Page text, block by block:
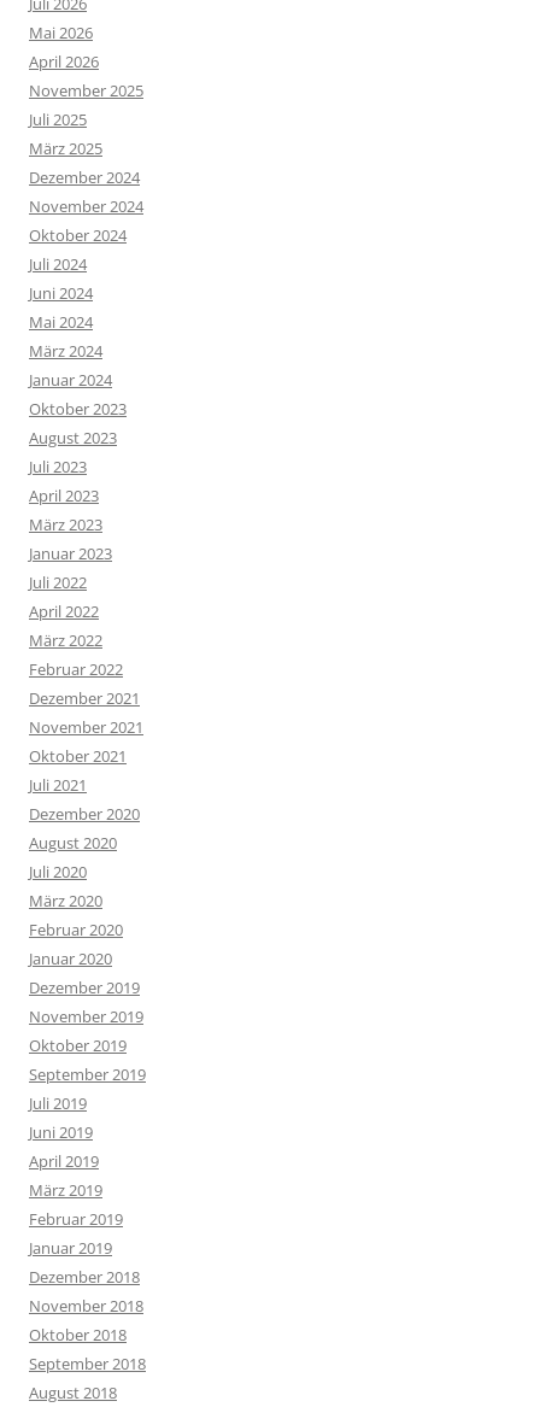
Mai 2026
April 2026
November 2025
Juli 2025
März 2025
Dezember 2024
November 2024
Oktober 2024
Juli 2024
Juni 2024
Mai 2024
März 2024
Januar 2024
Oktober 2023
August 2023
Juli 2023
April 2023
März 2023
Januar 2023
Juli 2022
April 2022
März 2022
Februar 2022
Dezember 2021
November 2021
Oktober 2021
Juli 2021
Dezember 2020
August 2020
Juli 2020
März 2020
Februar 2020
Januar 2020
Dezember 2019
November 2019
Oktober 2019
September 2019
Juli 2019
Juni 2019
April 2019
März 2019
Februar 2019
Januar 2019
Dezember 2018
November 2018
Oktober 2018
September 2018
August 2018